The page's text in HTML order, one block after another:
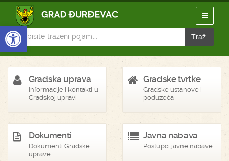
Open toolbar
Gradska uprava
Informacije i kontakti u
Gradskoj upravi
Gradske tvrtke
Gradske ustanove i
poduzeća
Dokumenti
Dokumenti Gradske
uprave
Javna nabava
Postupci javne nabave